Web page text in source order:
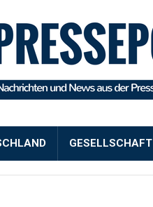
GESELLSCHAFT